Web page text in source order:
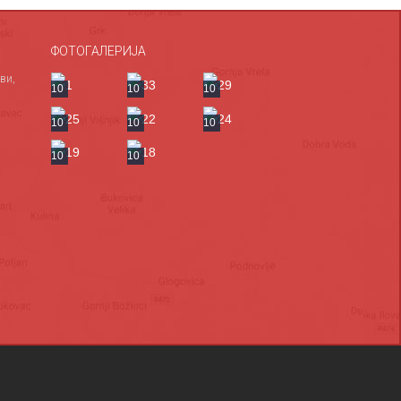
ФОТОГАЛЕРИЈА
10 10 10
10 10 10
10 10